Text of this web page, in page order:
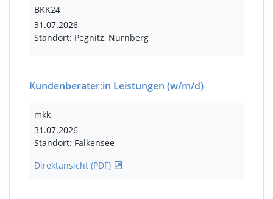
BKK24
31.07.2026
Standort: Pegnitz, Nürnberg
Kundenberater:in Leistungen (w/m/d)
mkk
31.07.2026
Standort: Falkensee
Direktansicht (PDF)